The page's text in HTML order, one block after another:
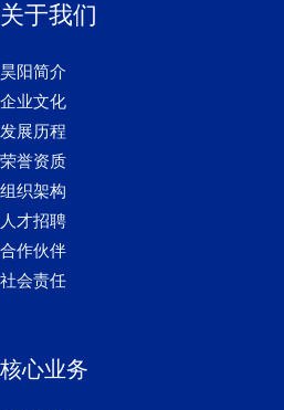
关于我们
昊阳简介
企业文化
发展历程
荣誉资质
组织架构
人才招聘
合作伙伴
社会责任
核心业务